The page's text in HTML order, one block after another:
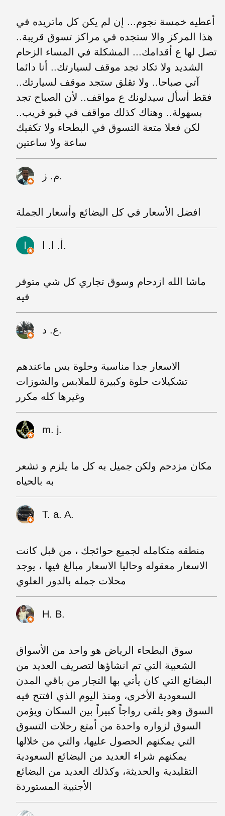
أعطيه خمسة نجوم... إن لم يكن كل ماتريده في
هذا المركز والا ستجده في مراكز تسوق قريبة..
تصل لها ع أقدامك... المشكلة في المساء الزحام
الشديد ولا تكاد تجد موقف لسيارتك.. أنا دائما
آتي صباحا.. ولا تقلق ستجد موقف لسيارتك..
فقط أسأل سيدلونك ع مواقف.. لأن الصباح تجد
بسهولة.. وهناك كذلك مواقف في قبو قريب..
لكن فعلا متعة التسوق في البطحاء ولا تكفيك
ساعة ولا ساعتين
م. ز.
افضل الأسعار في كل البضائع وأسعار الجملة
أ. ا. ا.
ماشا الله ازدحام وسوق تجاري كل شي متوفر
فيه
ع. د.
الاسعار جدا مناسبة وحلوة بس ماعندهم
تشكيلات حلوة وكبيرة للملابس والشوزات
وغيرها كله مكرر
m. j.
مكان مزدحم ولكن جميل به كل ما يلزم و تشعر
به بالحياه
T. a. A.
منطقه متكامله لجميع حوائجك ، من قبل كانت
الاسعار معقوله وحاليا الاسعار مبالغ فيها ، يوجد
محلات جمله بالدور العلوي
H. B.
سوق البطحاء الرياض هو واحد من الأسواق
الشعبية التي تم انشاؤها لتصريف العديد من
البضائع التي كان يأتي بها التجار من باقي المدن
السعودية الأخرى، ومنذ اليوم الذي افتتح فيه
السوق وهو يلقى رواجاً كبيراً بين السكان ويؤمن
السوق لزواره واحدة من أمتع رحلات التسوق
التي يمكنهم الحصول عليها، والتي من خلالها
يمكنهم شراء العديد من البضائع السعودية
التقليدية والحديثة، وكذلك العديد من البضائع
الأجنبية المستوردة